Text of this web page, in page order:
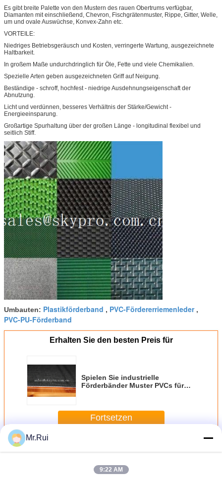
Es gibt breite Palette von den Mustern des rauen Obertrums verfügbar,
Diamanten mit einschließend, Chevron, Fischgrätenmuster, Rippe, Gitter, Welle,
um und ovale Auswüchse, Konvex-Zahn etc.
VORTEILE:
Niedriges Betriebsgeräusch und Kosten, verringerte Wartung, ausgezeichnete
Haltbarkeit.
In großem Maße undurchdringlich für Öle, Fette und viele Chemikalien.
Spezielle Arten geben ausgezeichneten Griff auf Neigung.
Beständige - schroff, hochfest - niedrige Ausdehnungseigenschaft der
Abnutzung.
Licht und verdünnen, besseres Verhältnis der Stärke/Gewicht -
Energieeinsparung.
Großartige Spurhaltung über der großen Länge - longitudinal flexibel und
seitlich Stiff.
Umbauten: Plastikförderband , PVC-Fördererriemenleder,
PVC-PU-Förderband
Erhalten Sie den besten Preis für
Spielen Sie industrielle
Förderbänder Muster PVCs für
Fortsetzen
Mehr
Mr.Rui
9:22 AM